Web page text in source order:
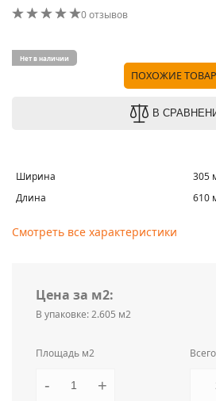
0 отзывов
Нет в наличии
ПОХОЖИЕ
В
Ширина
305
Длина
610
Смотреть все характеристики
Цена за м2:
В упаковке: 2.605 м2
Площадь м2
- +